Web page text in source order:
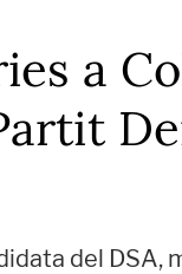
a
del DSA,